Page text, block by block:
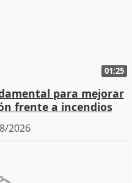
01:25
para mejorar
frente a incendios
2026